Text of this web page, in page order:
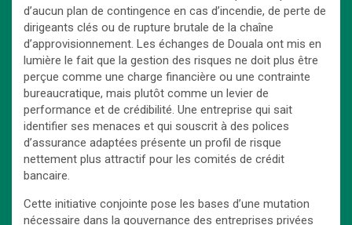
d’aucun plan de contingence en cas d’incendie, de perte de
dirigeants clés ou de rupture brutale de la chaîne
d’approvisionnement. Les échanges de Douala ont mis en
lumière le fait que la gestion des risques ne doit plus être
perçue comme une charge financière ou une contrainte
bureaucratique, mais plutôt comme un levier de
performance et de crédibilité. Une entreprise qui sait
identifier ses menaces et qui souscrit à des polices
d’assurance adaptées présente un profil de risque
nettement plus attractif pour les comités de crédit
bancaire.
Cette initiative conjointe pose les bases d’une mutation
nécessaire dans la gouvernance des entreprises privées